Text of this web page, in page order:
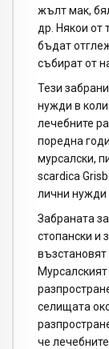
жълт мак,
др. Някои от
бъдат
събират от
Тези
нужди в
лечебните
поредна
мурсалски,
scardica
лични нужди
Забраната
стопански и
Мурсалският
селищата
че